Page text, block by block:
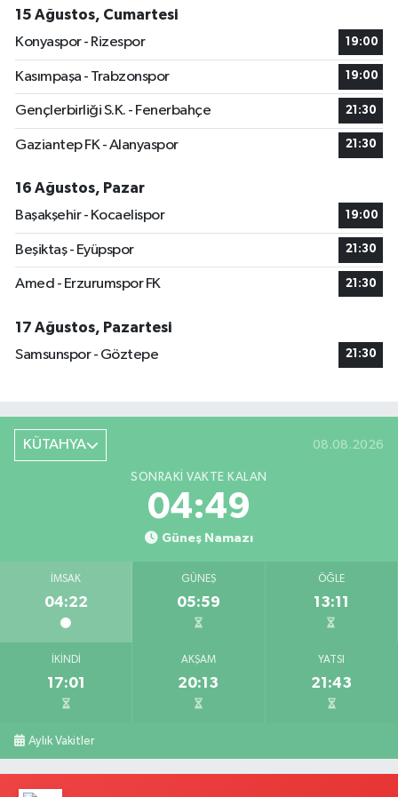
15 Ağustos, Cumartesi
Konyaspor - Rizespor
19:00
Kasımpaşa - Trabzonspor 19:00
Gençlerbirliği S.K. - Fenerbahçe 21:30
Gaziantep FK - Alanyaspor 21:30
16 Ağustos, Pazar
Başakşehir - Kocaelispor
19:00
Beşiktaş - Eyüpspor 21:30
Amed - Erzurumspor FK 21:30
17 Ağustos, Pazartesi
Samsunspor - Göztepe
21:30
KÜTAHYA 08.08.2026
SONRAKI VAKTE KALAN
04:48
Güneş Namazı
İMSAK
04:22
GÜNEŞ
05:59
ÖĞLE
13:11
İKINDI
17:01
AKŞAM
20:13
YATSI
21:43
Aylık Vakitler